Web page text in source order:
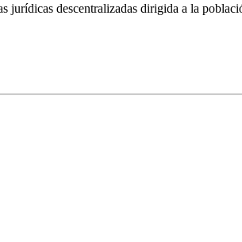
jurídicas descentralizadas dirigida a la